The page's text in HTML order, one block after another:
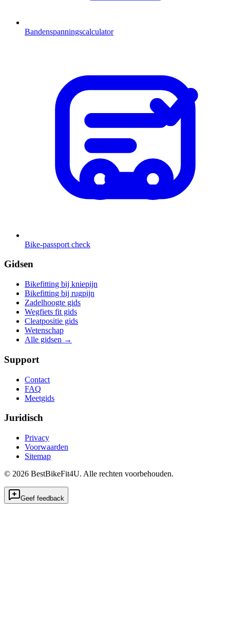
Bandenspanningscalculator
Bike-passport check
Gidsen
Bikefitting bij kniepijn
Bikefitting bij rugpijn
Zadelhoogte gids
Wegfiets fit gids
Cleatpositie gids
Wetenschap
Alle gidsen →
Support
Contact
FAQ
Meetgids
Juridisch
Privacy
Voorwaarden
Sitemap
© 2026 BestBikeFit4U. Alle rechten voorbehouden.
Geef feedback